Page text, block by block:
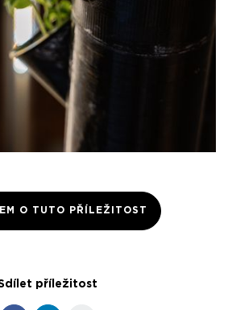
O TUTO PŘÍLEŽITOST
příležitost